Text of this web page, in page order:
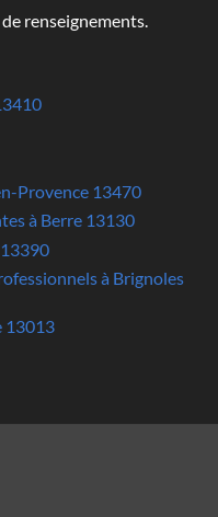
renseignements.
Provence 13470
à Berre 13130
à Brignoles
13013